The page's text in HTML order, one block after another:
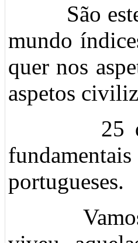
São estes
mundo
quer nos
aspetos
25 de
portugueses.
Vamos